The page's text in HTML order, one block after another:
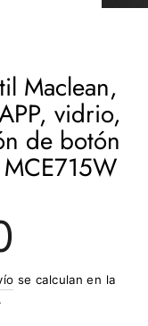
(ESC)
Maclean,
vidrio,
de botón
se calculan en la